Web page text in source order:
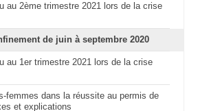
au 2ème trimestre 2021 lors de la crise
de juin à septembre 2020
au 1er trimestre 2021 lors de la crise
femmes dans la réussite au permis de
et explications